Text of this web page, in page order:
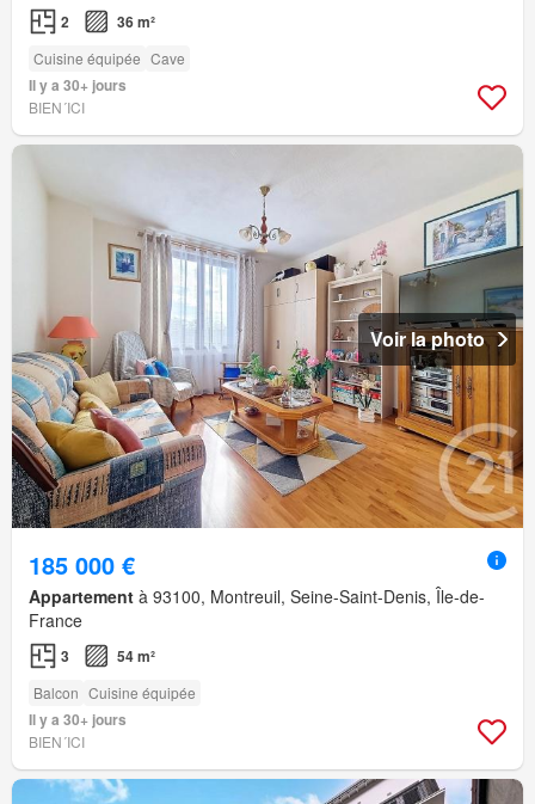
2 36 m²
Cuisine équipée Cave
Il y a 30+ jours
BIEN´ICI
Voir la photo
185 000 €
Appartement à 93100, Montreuil, Seine-Saint-Denis, Île-de-
France
3 54 m²
Balcon Cuisine équipée
Il y a 30+ jours
BIEN´ICI